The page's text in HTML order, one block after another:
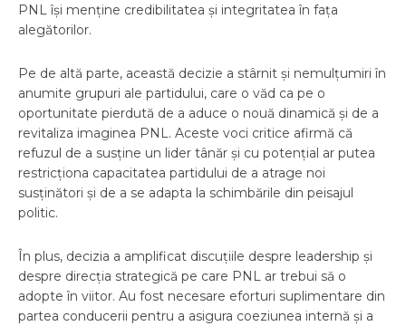
PNL își menține credibilitatea și integritatea în fața
alegătorilor.
Pe de altă parte, această decizie a stârnit și nemulțumiri în
anumite grupuri ale partidului, care o văd ca pe o
oportunitate pierdută de a aduce o nouă dinamică și de a
revitaliza imaginea PNL. Aceste voci critice afirmă că
refuzul de a susține un lider tânăr și cu potențial ar putea
restricționa capacitatea partidului de a atrage noi
susținători și de a se adapta la schimbările din peisajul
politic.
În plus, decizia a amplificat discuțiile despre leadership și
despre direcția strategică pe care PNL ar trebui să o
adopte în viitor. Au fost necesare eforturi suplimentare din
partea conducerii pentru a asigura coeziunea internă și a